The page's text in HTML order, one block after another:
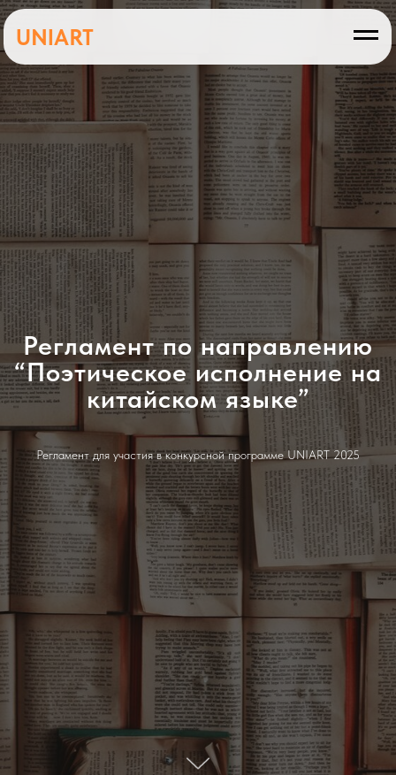
UNIART
Регламент по направлению
“Поэтическое исполнение на
китайском языке”
Регламент для участия в конкурсной программе UNIART 2025